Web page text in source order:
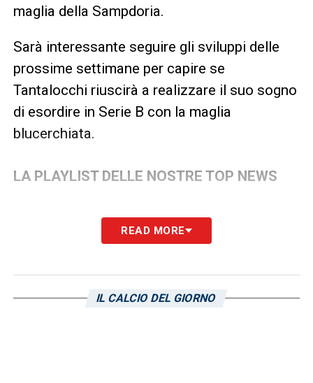
maglia della Sampdoria.
Sarà interessante seguire gli sviluppi delle
prossime settimane per capire se
Tantalocchi riuscirà a realizzare il suo sogno
di esordire in Serie B con la maglia
blucerchiata.
LA PLAYLIST DELLE NOSTRE TOP NEWS
READ MORE
IL CALCIO DEL GIORNO